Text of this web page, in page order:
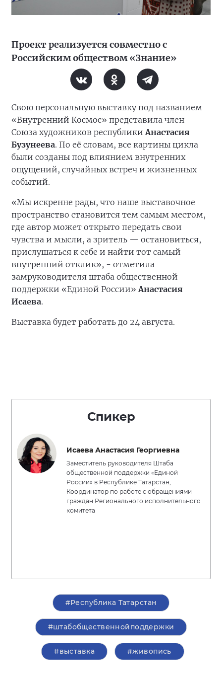
Проект реализуется совместно с
Российским обществом «Знание»
Свою персональную выставку под названием
«Внутренний Космос» представила член
Союза художников республики Анастасия
Бузунеева. По её словам, все картины цикла
были созданы под влиянием внутренних
ощущений, случайных встреч и жизненных
событий.
«Мы искренне рады, что наше выставочное
пространство становится тем самым местом,
где автор может открыто передать свои
чувства и мысли, а зритель — остановиться,
прислушаться к себе и найти тот самый
внутренний отклик», - отметила
замруководителя штаба общественной
поддержки «Единой России»Анастасия
Исаева.
Выставка будет работать до 24 августа.
Спикер
Исаева Анастасия Георгиевна
Заместитель руководителя Штаба
общественной поддержки «Единой
России» в Республике Татарстан,
Координатор по работе с обращениями
граждан Регионального исполнительного
комитета
#Республика Татарстан
#штабобщественнойподдержки
#выставка #живопись